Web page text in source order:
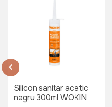
Silicon sanitar acetic
negru 300ml WOKIN